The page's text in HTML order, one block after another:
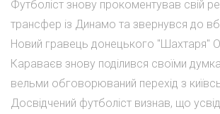
Футболіст знову прокоментував свій
трансфер із Динамо та звернувся до
Новий гравець донецького "Шахтаря"
Караваєв знову поділився своїми
вельми обговорюваний перехід з
Досвідчений футболіст визнав, що